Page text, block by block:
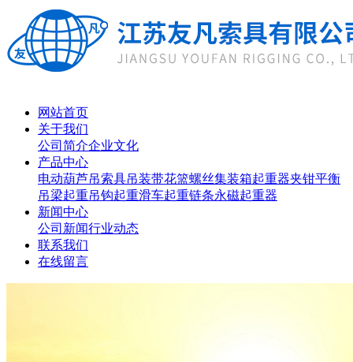
网站首页
关于我们
公司简介企业文化
产品中心
电动葫芦吊索具吊装带花篮螺丝集装箱起重器夹钳平衡
吊梁起重吊钩起重滑车起重链条永磁起重器
新闻中心
公司新闻行业动态
联系我们
在线留言